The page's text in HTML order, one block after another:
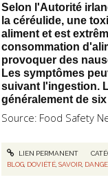
Selon l'Autorité
la céréulide, une
aliment et est
consommation
provoquer des
Les symptômes
suivant l'ingestion.
généralement de
Source: Food Safety
LIEN PERMANENT
BLOG, DOVIÉTÉ,SAVOIR,